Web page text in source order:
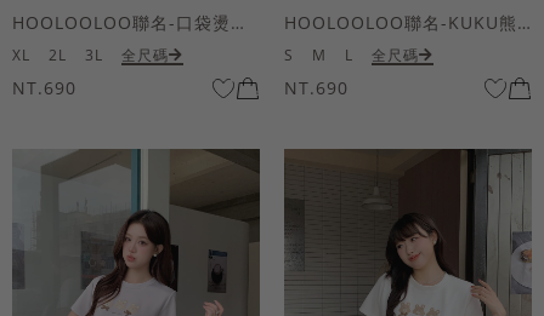
HOOLOOLOO聯名-口袋燙金KUKU熊短袖上衣
XL 2L 3L 全尺碼
NT.690
HOOLOOLOO聯名-KUKU熊蝴蝶結短袖上衣
S M L 全尺碼
NT.690